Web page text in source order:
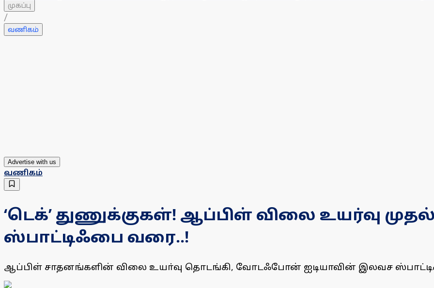
முகப்பு
/
வணிகம்
Advertise with us
வணிகம்
‘டெக்’ துணுக்குகள்! ஆப்பிள் விலை உயர்வு
ஸ்பாட்டிஃபை வரை..!
ஆப்பிள் சாதனங்களின் விலை உயா்வு தொடங்கி, வோடஃபோன் ஐடியாவின் இலவச